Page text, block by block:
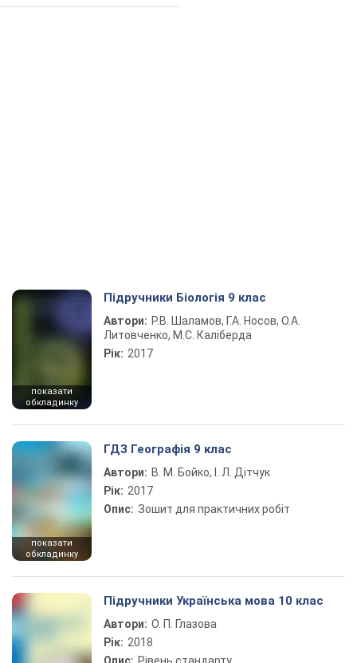
показати
обкладинку
Підручники Біологія 9 клас
Автори: Р.В. Шаламов, Г.А. Носов, О.А.
Литовченко, М.С. Каліберда
Рік: 2017
показати
обкладинку
ГДЗ Географія 9 клас
Автори: В. М. Бойко, І. Л. Дітчук
Рік: 2017
Опис: Зошит для практичних робіт
Підручники Українська мова 10 клас
Автори: О. П. Глазова
Рік: 2018